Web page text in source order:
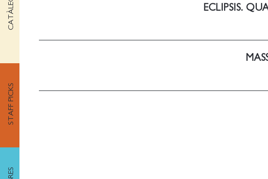
STAFF PICKS
ECLIPSIS.